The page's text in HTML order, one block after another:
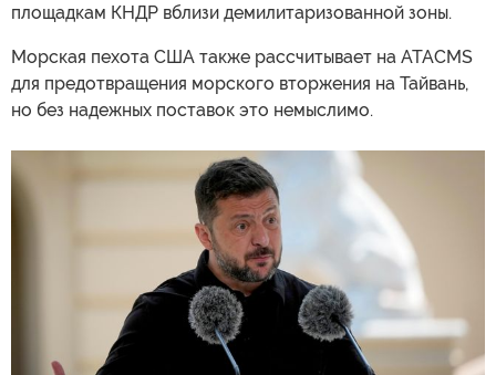
площадкам КНДР вблизи демилитаризованной зоны.
Морская пехота США также рассчитывает на ATACMS
для предотвращения морского вторжения на Тайвань,
но без надежных поставок это немыслимо.